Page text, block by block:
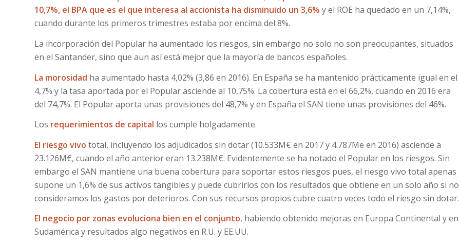
10,7%, el BPA que es el que interesa al accionista ha disminuido un 3,6% y el ROE ha quedado en un 7,14%,
cuando durante los primeros trimestres estaba por encima del 8%.
La incorporación del Popular ha aumentado los riesgos, sin embargo no solo no son preocupantes, situados
en el Santander, sino que aun así está mejor que la mayoría de bancos españoles.
La morosidad ha aumentado hasta 4,02% (3,86 en 2016). En España se ha mantenido prácticamente igual en el
4,7% y la tasa aportada por el Popular asciende al 10,75%. La cobertura está en el 66,2%, cuando en 2016 era
del 74,7%. El Popular aporta unas provisiones del 48,7% y en España el SAN tiene unas provisiones del 46%.
Los requerimientos de capital los cumple holgadamente.
El riesgo vivo total, incluyendo los adjudicados sin dotar (10.533M€ en 2017 y 4.787Me en 2016) asciende a
23.126M€, cuando el año anterior eran 13.238M€. Evidentemente se ha notado el Popular en los riesgos. Sin
embargo el SAN mantiene una buena cobertura para soportar estos riesgos pues, el riesgo vivo total apenas
supone un 1,6% de sus activos tangibles y puede cubrirlos con los resultados que obtiene en un solo año si no
consideramos los gastos por deterioros. Con sus recursos propios cubre cuatro veces todo el riesgo sin dotar.
El negocio por zonas evoluciona bien en el conjunto, habiendo obtenido mejoras en Europa Continental y en
Sudamérica y resultados algo negativos en R.U. y EE.UU.